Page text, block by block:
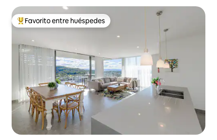
Favorito entre huéspedes preferido
Favorito entre huéspedes